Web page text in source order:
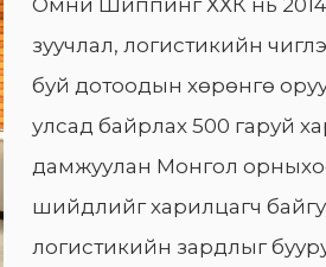
Омни Шиппинг ХХК нь
зуучлал, логистикийн
буй дотоодын хөрөнгө
улсад байрлах 500 гаруй
дамжуулан Монгол
шийдлийг харилцагч
логистикийн зардлыг